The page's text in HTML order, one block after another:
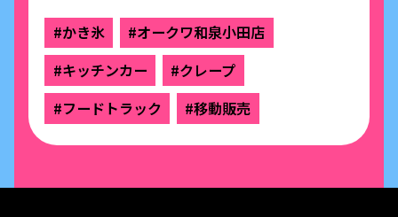
#かき氷
#オークワ和泉小田店
#キッチンカー
#クレープ
#フードトラック
#移動販売